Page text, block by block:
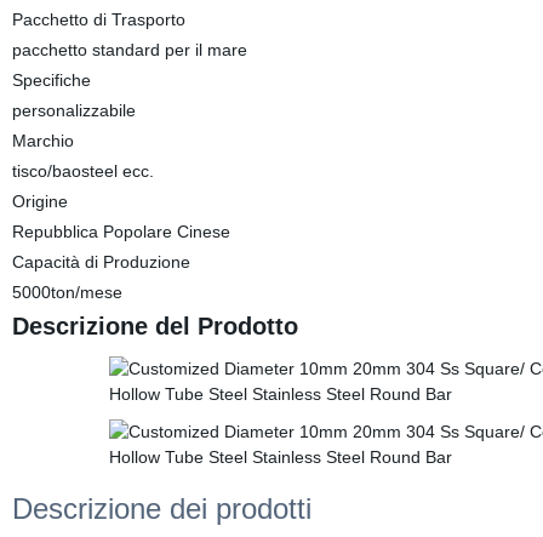
Pacchetto di Trasporto
pacchetto standard per il mare
Specifiche
personalizzabile
Marchio
tisco/baosteel ecc.
Origine
Repubblica Popolare Cinese
Capacità di Produzione
5000ton/mese
Descrizione del Prodotto
Descrizione dei prodotti